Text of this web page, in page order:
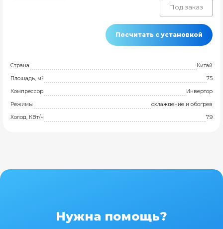
Под заказ
Посчитать с установкой
Страна
Китай
Площадь, м²
75
Компрессор
Инвертор
Режимы
охлаждение и обогрев
Холод, КВт/ч
7.9
Нужна помощь?